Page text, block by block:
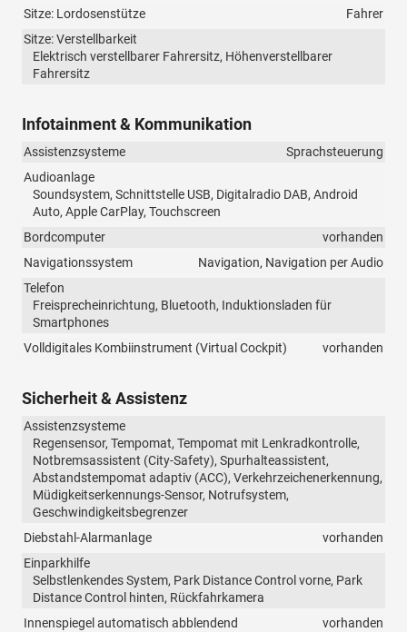
Sitze: Lordosenstütze
Fahrer
Sitze: Verstellbarkeit
Elektrisch verstellbarer Fahrersitz, Höhenverstellbarer
Fahrersitz
Infotainment & Kommunikation
Assistenzsysteme
Sprachsteuerung
Audioanlage
Soundsystem, Schnittstelle USB, Digitalradio DAB, Android
Auto, Apple CarPlay, Touchscreen
Bordcomputer
vorhanden
Navigationssystem
Navigation, Navigation per Audio
Telefon
Freisprecheinrichtung, Bluetooth, Induktionsladen für
Smartphones
Volldigitales Kombiinstrument (Virtual Cockpit)
vorhanden
Sicherheit & Assistenz
Assistenzsysteme
Regensensor, Tempomat, Tempomat mit Lenkradkontrolle,
Notbremsassistent (City-Safety), Spurhalteassistent,
Abstandstempomat adaptiv (ACC), Verkehrzeichenerkennung,
Müdigkeitserkennungs-Sensor, Notrufsystem,
Geschwindigkeitsbegrenzer
Diebstahl-Alarmanlage
vorhanden
Einparkhilfe
Selbstlenkendes System, Park Distance Control vorne, Park
Distance Control hinten, Rückfahrkamera
Innenspiegel automatisch abblendend
vorhanden